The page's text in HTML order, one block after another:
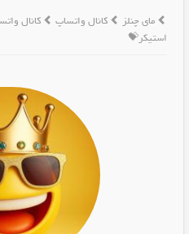
مای چنلز کانال واتساپ کانال
استیکر💝